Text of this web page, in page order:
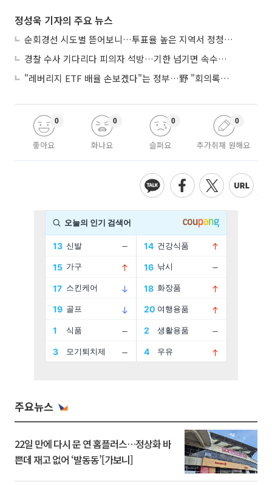
정성욱 기자의 주요 뉴스
순회경선 시도별 뜯어보니…투표율 높은 지역서 정청래 강세
경찰 수사 기다리다 피의자 석방…기한 넘기면 속수무책
"레버리지 ETF 배율 손보겠다"는 정부…野 "회의록부터 내놔야"
좋아요
0
화나요
0
슬퍼요
0
추가취재 원해요
0
주요뉴스
22일 만에 다시 문 연 홈플러스…정상화 바
쁜데 재고 없어 ‘발동동’[가보니]